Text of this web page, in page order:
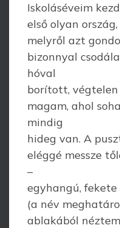
Iskoláséveim
első olyan ország,
melyről azt
bizonnyal
hóval
borított,
magam, ahol
mindig
hideg van. A
eléggé messze
–
egyhangú, fekete
(a név
ablakából